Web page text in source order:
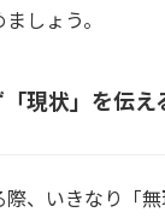
しょう。
現状」を伝
、いきなり「